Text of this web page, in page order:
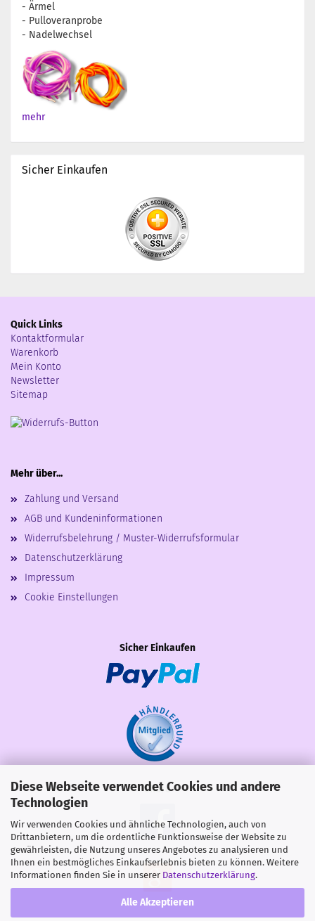
Diese Webseite verwendet Cookies und andere
Technologien
Wir verwenden Cookies und ähnliche Technologien, auch von
Drittanbietern, um die ordentliche Funktionsweise der Website zu
gewährleisten, die Nutzung unseres Angebotes zu analysieren und
Ihnen ein bestmögliches Einkaufserlebnis bieten zu können. Weitere
Informationen finden Sie in unserer Datenschutzerklärung.
Alle Akzeptieren
- Ärmel
- Pulloveranprobe
- Nadelwechsel
mehr
Sicher Einkaufen
Quick Links
Kontaktformular
Warenkorb
Mein Konto
Newsletter
Sitemap
Mehr über...
Zahlung und Versand
AGB und Kundeninformationen
Widerrufsbelehrung / Muster-Widerrufsformular
Datenschutzerklärung
Impressum
Cookie Einstellungen
Sicher Einkaufen
Share